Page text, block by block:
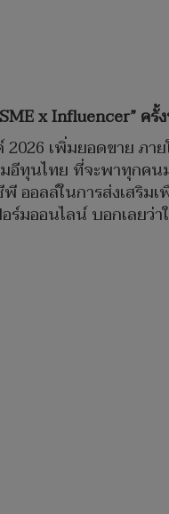
x Influencer” ครั้
เพิ่มยอดขาย ภา
อีทุนไทย ที่จะพาทุกคน
อลล์ในการส่งเสริมเ
ออนไลน์ บอกเลยว่า